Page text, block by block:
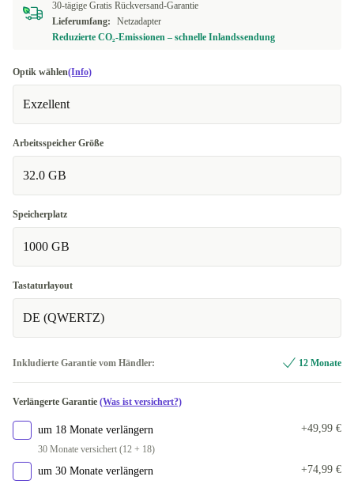
30-tägige Gratis Rückversand-Garantie
Lieferumfang:
Netzadapter
Reduzierte CO₂-Emissionen – schnelle Inlandssendung
Optik wählen(Info)
Exzellent
Arbeitsspeicher Größe
32.0 GB
Speicherplatz
1000 GB
Tastaturlayout
DE (QWERTZ)
Inkludierte Garantie vom Händler: 12 Monate
Verlängerte Garantie (Was ist versichert?)
um 18 Monate verlängern
30 Monate versichert (12 + 18)
+49,99 €
um 30 Monate verlängern +74,99 €